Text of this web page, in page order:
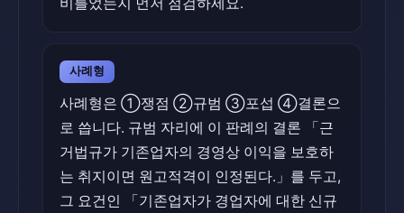
사례형
사례형은 ①쟁점 ②규범 ③포섭 ④결론으
로 씁니다. 규범 자리에 이 판례의 결론 「근
거법규가 기존업자의 경영상 이익을 보호하
는 취지이면 원고적격이 인정된다.」를 두고,
그 요건인 「기존업자가 경업자에 대한 신규